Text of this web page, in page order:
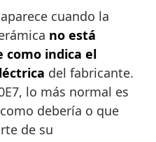
cuando la
no está
como indica el
del fabricante.
lo más normal es
debería o que
de su